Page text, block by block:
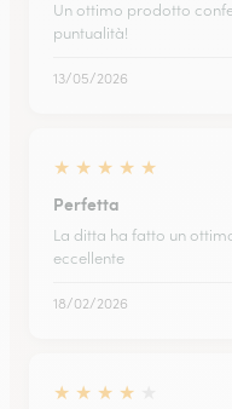
Un ottimo prodotto
puntualità!
13/05/2026
★ ★ ★ ★ ★
Perfetta
La ditta ha fatto un
eccellente
18/02/2026
★ ★ ★ ★